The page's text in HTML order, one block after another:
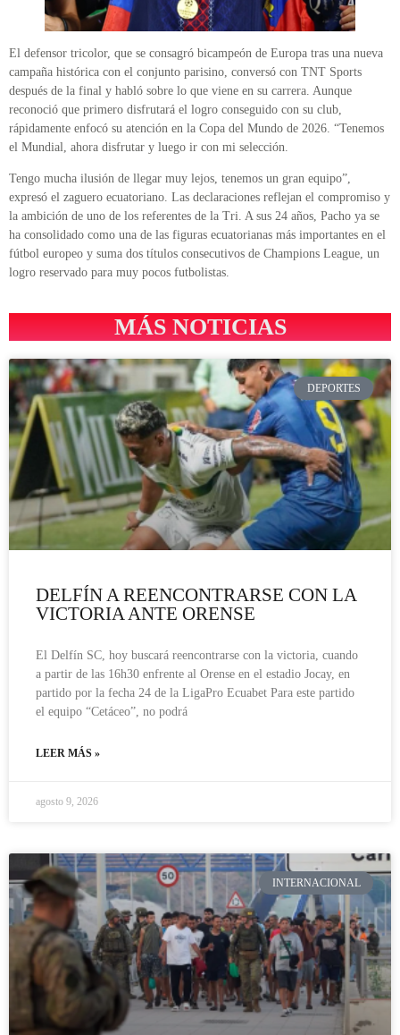
El defensor tricolor, que se consagró bicampeón de Europa tras una nueva
campaña histórica con el conjunto parisino, conversó con TNT Sports
después de la final y habló sobre lo que viene en su carrera. Aunque
reconoció que primero disfrutará el logro conseguido con su club,
rápidamente enfocó su atención en la Copa del Mundo de 2026. “Tenemos
el Mundial, ahora disfrutar y luego ir con mi selección.
Tengo mucha ilusión de llegar muy lejos, tenemos un gran equipo”,
expresó el zaguero ecuatoriano. Las declaraciones reflejan el compromiso y
la ambición de uno de los referentes de la Tri. A sus 24 años, Pacho ya se
ha consolidado como una de las figuras ecuatorianas más importantes en el
fútbol europeo y suma dos títulos consecutivos de Champions League, un
logro reservado para muy pocos futbolistas.
MÁS NOTICIAS
DEPORTES
DELFÍN A REENCONTRARSE CON LA
VICTORIA ANTE ORENSE
El Delfín SC, hoy buscará reencontrarse con la victoria, cuando
a partir de las 16h30 enfrente al Orense en el estadio Jocay, en
partido por la fecha 24 de la LigaPro Ecuabet Para este partido
el equipo “Cetáceo”, no podrá
LEER MÁS »
agosto 9, 2026
INTERNACIONAL